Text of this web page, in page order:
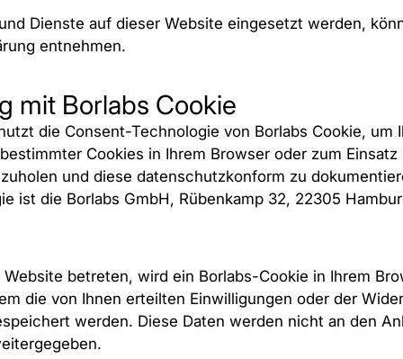
Dienste auf dieser Website eingesetzt werden,
entnehmen.
mit Borlabs Cookie
die Consent-Technologie von Borlabs Cookie, um
Cookies in Ihrem Browser oder zum
und diese datenschutzkonform zu
ist die Borlabs GmbH, Rübenkamp 32, 22305
Website betreten, wird ein Borlabs-Cookie in Ihrem
die von Ihnen erteilten Einwilligungen oder der
werden. Diese Daten werden nicht an den